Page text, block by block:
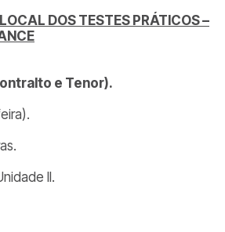
DOS TESTES PRÁTICOS –
e Tenor).
II.